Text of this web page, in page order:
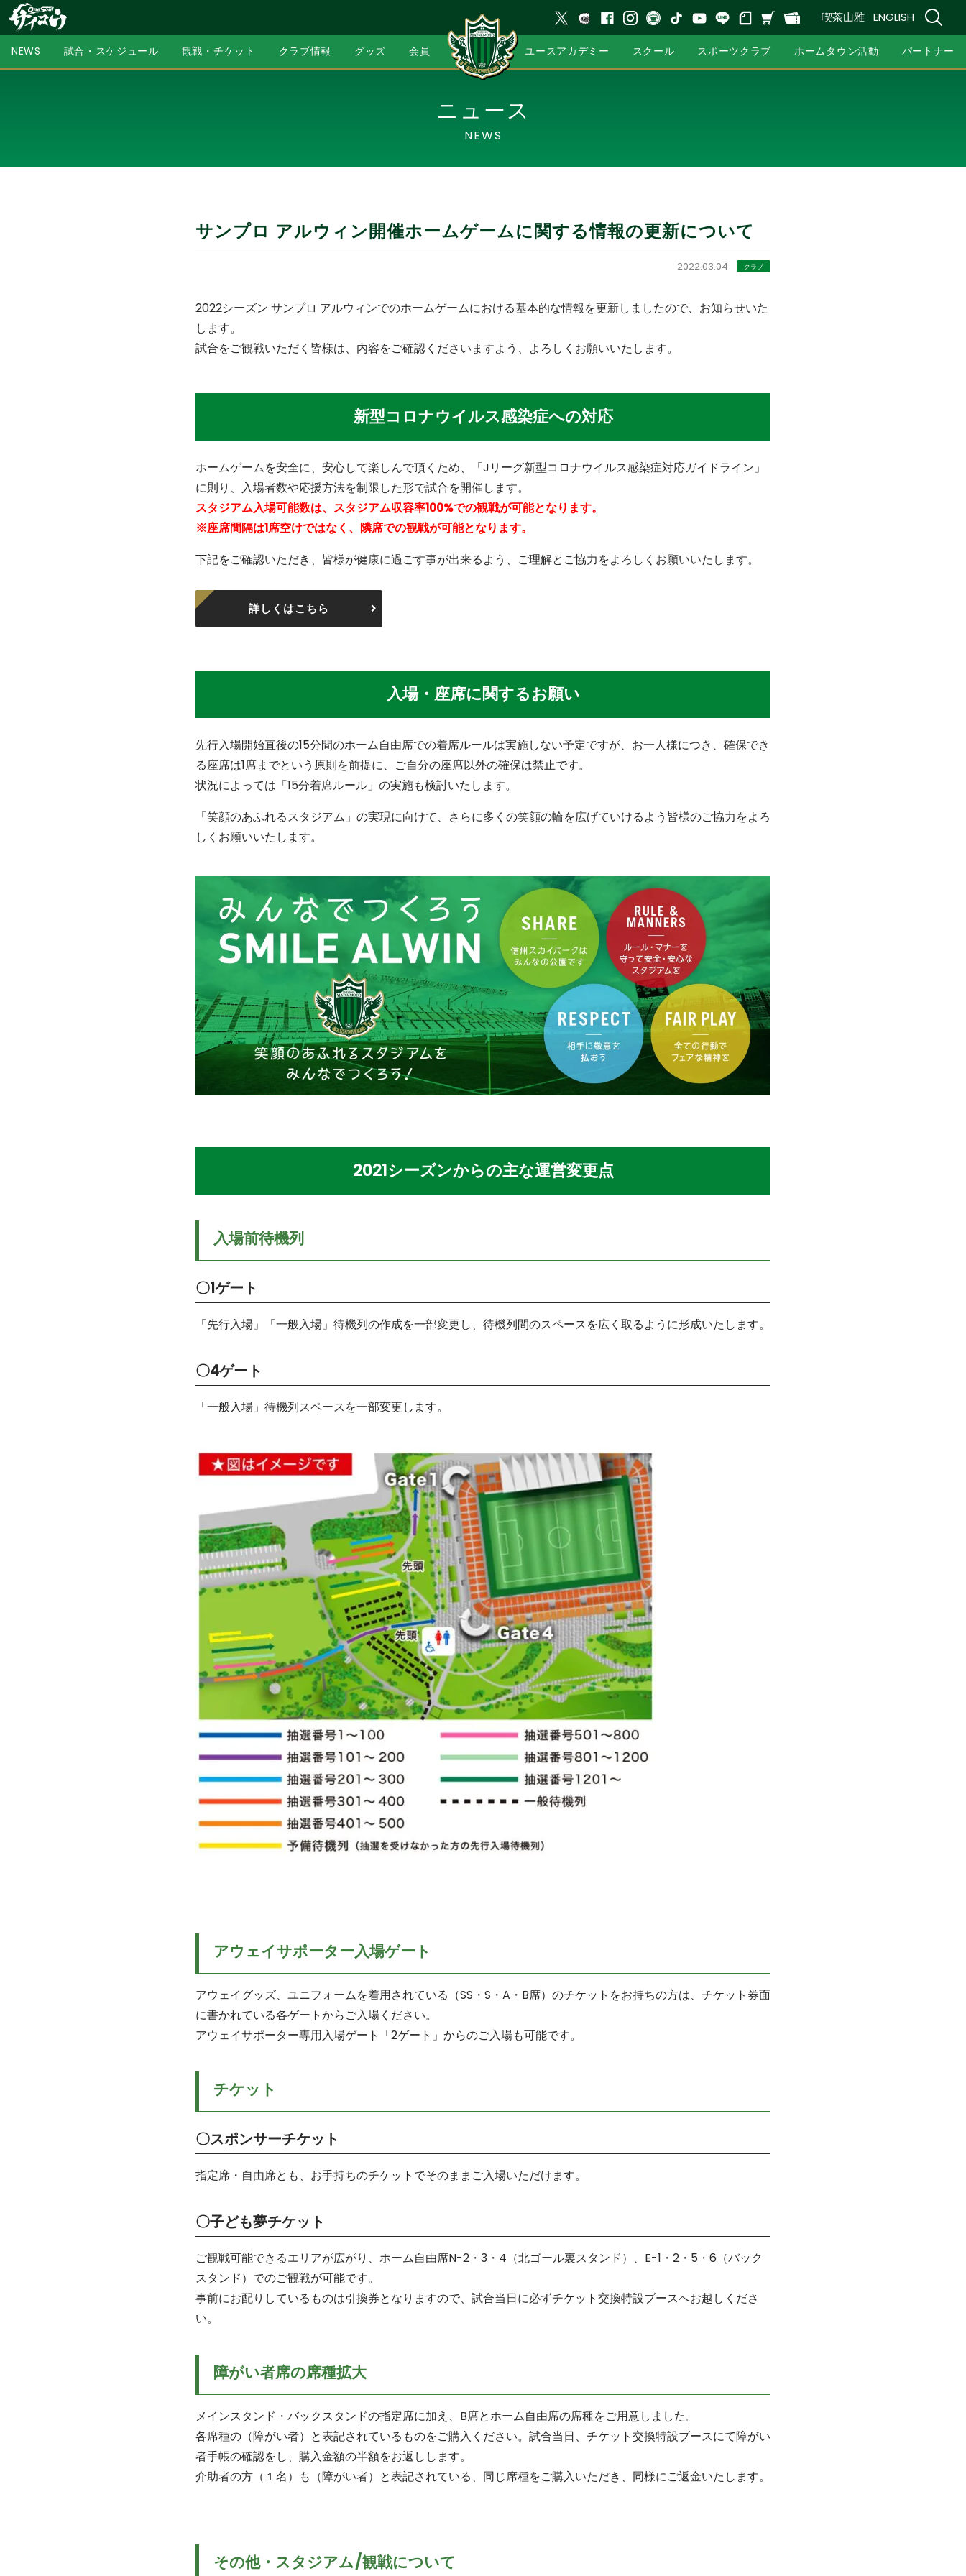
喫茶山雅 ENGLISH
NEWS 試合・スケジュール 観戦・チケット クラブ情報 グッズ 会員 ユースアカデミー スクール スポーツクラブ ホームタウン活動 パートナー
ニュース
NEWS
サンプロ アルウィン開催ホームゲームに関する情報の更新について
2022.03.04 クラブ
2022シーズン サンプロ アルウィンでのホームゲームにおける基本的な情報を更新しましたので、お知らせいた
します。
試合をご観戦いただく皆様は、内容をご確認くださいますよう、よろしくお願いいたします。
新型コロナウイルス感染症への対応
ホームゲームを安全に、安心して楽しんで頂くため、「Jリーグ新型コロナウイルス感染症対応ガイドライン」
に則り、入場者数や応援方法を制限した形で試合を開催します。
スタジアム入場可能数は、スタジアム収容率100%での観戦が可能となります。
※座席間隔は1席空けではなく、隣席での観戦が可能となります。
下記をご確認いただき、皆様が健康に過ごす事が出来るよう、ご理解とご協力をよろしくお願いいたします。
詳しくはこちら
入場・座席に関するお願い
先行入場開始直後の15分間のホーム自由席での着席ルールは実施しない予定ですが、お一人様につき、確保でき
る座席は1席までという原則を前提に、ご自分の座席以外の確保は禁止です。
状況によっては「15分着席ルール」の実施も検討いたします。
「笑顔のあふれるスタジアム」の実現に向けて、さらに多くの笑顔の輪を広げていけるよう皆様のご協力をよろ
しくお願いいたします。
2021シーズンからの主な運営変更点
入場前待機列
〇1ゲート
「先行入場」「一般入場」待機列の作成を一部変更し、待機列間のスペースを広く取るように形成いたします。
〇4ゲート
「一般入場」待機列スペースを一部変更します。
アウェイサポーター入場ゲート
アウェイグッズ、ユニフォームを着用されている（SS・S・A・B席）のチケットをお持ちの方は、チケット券面
に書かれている各ゲートからご入場ください。
アウェイサポーター専用入場ゲート「2ゲート」からのご入場も可能です。
チケット
〇スポンサーチケット
指定席・自由席とも、お手持ちのチケットでそのままご入場いただけます。
〇子ども夢チケット
ご観戦可能できるエリアが広がり、ホーム自由席N-2・3・4（北ゴール裏スタンド）、E-1・2・5・6（バック
スタンド）でのご観戦が可能です。
事前にお配りしているものは引換券となりますので、試合当日に必ずチケット交換特設ブースへお越しくださ
い。
障がい者席の席種拡大
メインスタンド・バックスタンドの指定席に加え、B席とホーム自由席の席種をご用意しました。
各席種の（障がい者）と表記されているものをご購入ください。試合当日、チケット交換特設ブースにて障がい
者手帳の確認をし、購入金額の半額をお返しします。
介助者の方（１名）も（障がい者）と表記されている、同じ席種をご購入いただき、同様にご返金いたします。
その他・スタジアム/観戦について